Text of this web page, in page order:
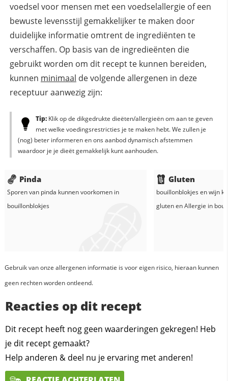
voedsel voor mensen met een voedselallergie of een
bewuste levensstijl gemakkelijker te maken door
duidelijke informatie omtrent de ingrediënten te
verschaffen. Op basis van de ingredieënten die
gebruikt worden om dit recept te kunnen bereiden,
kunnen minimaal de volgende allergenen in deze
receptuur aanwezig zijn:
Tip:Klik op de dikgedrukte dieëten/allergieën om aan te geven
met welke voedingsrestricties je te maken hebt. We zullen je
(nog) beter informeren en ons aanbod dynamisch afstemmen
waardoor je je dieët gemakkelijk kunt aanhouden.
Pinda
Sporen van pinda kunnen voorkomen in
bouillonblokjes
Gluten
bouillonblokjes enwijn
gluten enAllergie in
Gebruik van onze allergenen informatie is voor eigen risico, hieraan kunnen
geen rechten worden ontleend.
Reacties op dit recept
Dit recept heeft nog geen waarderingen gekregen! Heb
je dit recept gemaakt?
Help anderen & deel nu je ervaring met anderen!